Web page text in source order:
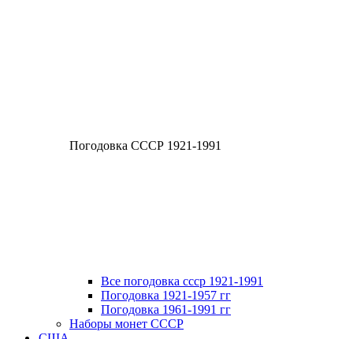
Погодовка СССР 1921-1991
Все погодовка ссср 1921-1991
Погодовка 1921-1957 гг
Погодовка 1961-1991 гг
Наборы монет СССР